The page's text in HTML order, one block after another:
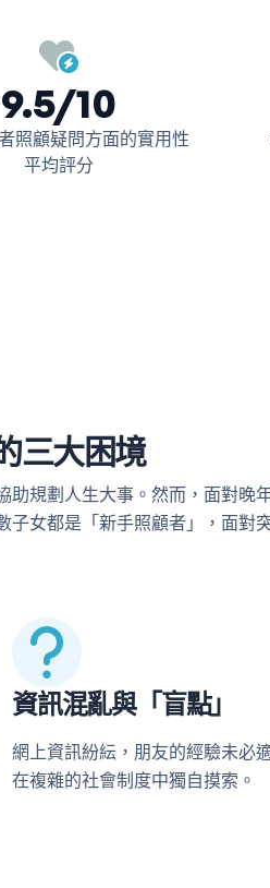
9.5/10
照顧疑問方面的實用性
平均評分
三大困境
規劃人生大事。然而，面對
女都是「新手照顧者」，面
資訊混亂與「盲點」
網上資訊紛紜，朋友的經驗未必
在複雜的社會制度中獨自摸索。